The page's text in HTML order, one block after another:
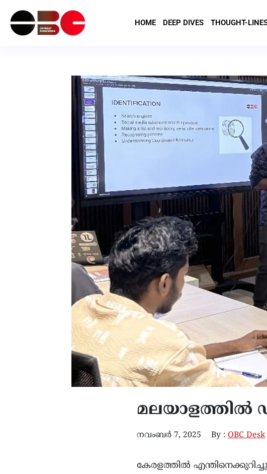
HOME DEEP DIVES THOUGHT-
മലയാളത്തില്‍
നവംബർ 7, 2025 By : OBC Desk
കേരളത്തിൽ